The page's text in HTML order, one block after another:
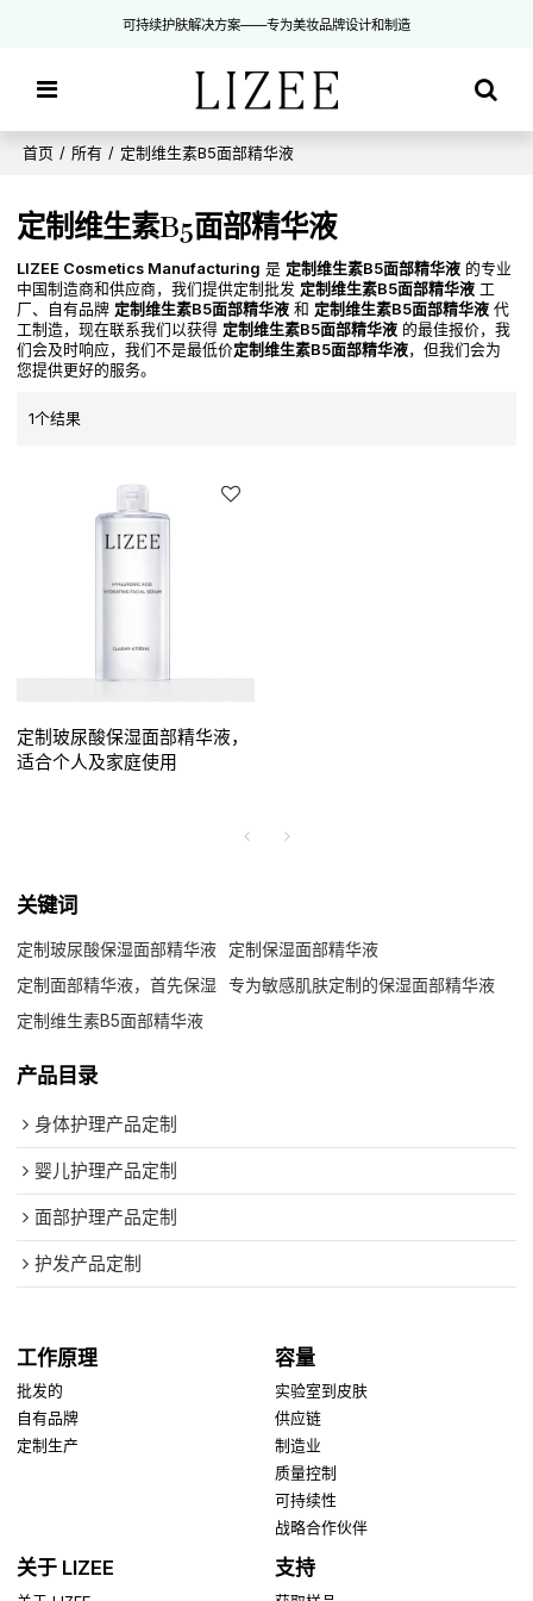
可持续护肤解决方案——专为美妆品牌设计和制造
首页 / 所有 / 定制维生素B5面部精华液
定制维生素B5面部精华液
LIZEE Cosmetics Manufacturing 是 定制维生素B5面部精华液 的专业
中国制造商和供应商，我们提供定制批发 定制维生素B5面部精华液 工
厂、自有品牌 定制维生素B5面部精华液 和 定制维生素B5面部精华液 代
工制造，现在联系我们以获得 定制维生素B5面部精华液 的最佳报价，我
们会及时响应，我们不是最低价定制维生素B5面部精华液，但我们会为
您提供更好的服务。
1个结果
定制玻尿酸保湿面部精华液，
适合个人及家庭使用
关键词
定制玻尿酸保湿面部精华液
定制保湿面部精华液
定制面部精华液，首先保湿
专为敏感肌肤定制的保湿面部精华液
定制维生素B5面部精华液
产品目录
身体护理产品定制
婴儿护理产品定制
面部护理产品定制
护发产品定制
工作原理
批发的
自有品牌
定制生产
容量
实验室到皮肤
供应链
制造业
质量控制
可持续性
战略合作伙伴
关于 LIZEE 支持